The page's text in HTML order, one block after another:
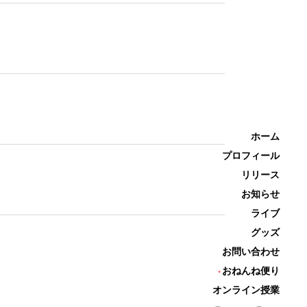
ホーム
プロフィール
リリース
お知らせ
ライブ
グッズ
お問い合わせ
おねんね便り
オンライン授業